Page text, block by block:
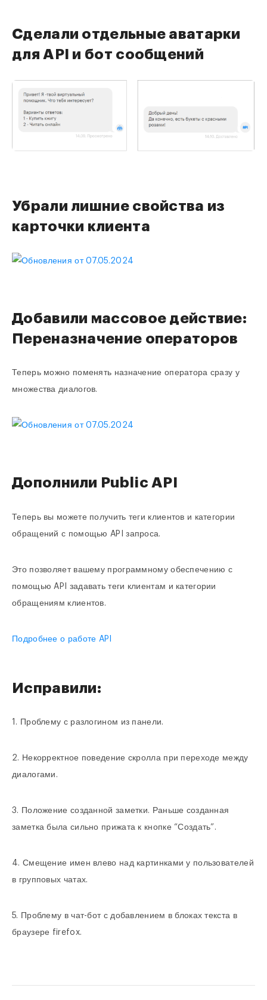
Сделали отдельные аватарки
для API и бот сообщений
Убрали лишние свойства из
карточки клиента
Добавили массовое действие:
Переназначение операторов
Теперь можно поменять назначение оператора сразу у
множества диалогов.
Дополнили Public API
Теперь вы можете получить теги клиентов и категории
обращений с помощью API запроса.
Это позволяет вашему программному обеспечению с
помощью API задавать теги клиентам и категории
обращениям клиентов.
Подробнее о работе API
Исправили:
1. Проблему с разлогином из панели.
2. Некорректное поведение скролла при переходе между
диалогами.
3. Положение созданной заметки. Раньше созданная
заметка была сильно прижата к кнопке “Создать”.
4. Смещение имен влево над картинками у пользователей
в групповых чатах.
5. Проблему в чат-бот с добавлением в блоках текста в
браузере firefox.